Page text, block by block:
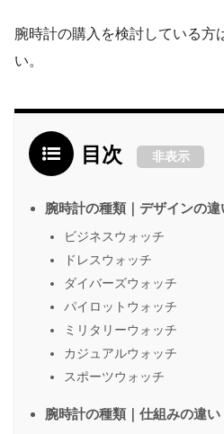
腕時計の購入を検討している方
い。
目次 非表示
腕時計の種類｜デザインの違
ビジネスウォッチ
ドレスウォッチ
ダイバーズウォッチ
パイロットウォッチ
ミリタリーウォッチ
カジュアルウォッチ
スポーツウォッチ
腕時計の種類｜仕組みの違い